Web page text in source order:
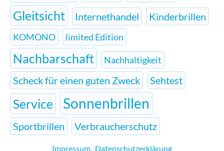
Gleitsicht Internethandel Kinderbrillen
KOMONO limited Edition
Nachbarschaft Nachhaltigkeit
Scheck für einen guten Zweck Sehtest
Service Sonnenbrillen
Sportbrillen Verbraucherschutz
Impressum Datenschutzerklärung